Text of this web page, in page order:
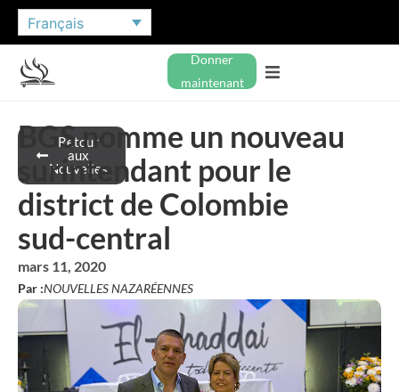
Français
Donner
maintenant
Retour
aux
Nouvelles
BGS nomme un nouveau
surintendant pour le
district de Colombie
sud-central
mars 11, 2020
Par :NOUVELLES NAZARÉENNES